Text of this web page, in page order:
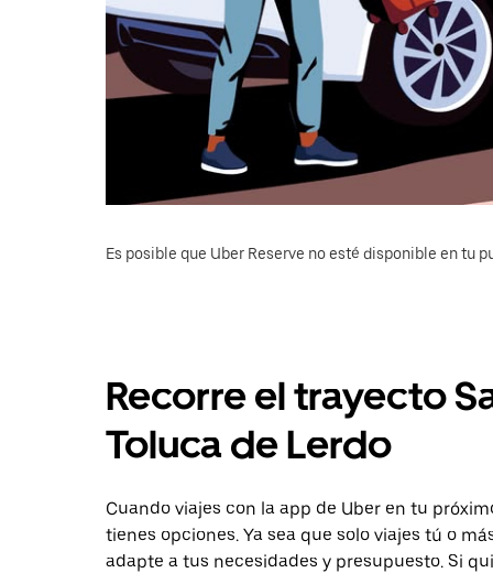
Es posible que Uber Reserve no esté disponible en tu
Recorre el trayecto
Toluca de Lerdo
Cuando viajes con la app de Uber en tu
tienes opciones. Ya sea que solo viajes tú o
adapte a tus necesidades y presupuesto. Si